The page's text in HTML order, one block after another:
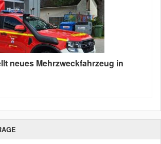
neues Mehrzweckfahrzeug in